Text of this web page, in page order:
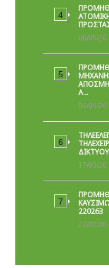
08/05/26
Α…
04/04/26
17/03/26
220263
27/02/26